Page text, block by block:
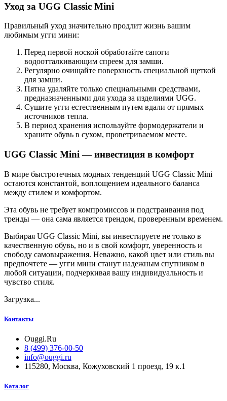
Уход за UGG Classic Mini
Правильный уход значительно продлит жизнь вашим
любимым угги мини:
Перед первой ноской обработайте сапоги
водоотталкивающим спреем для замши.
Регулярно очищайте поверхность специальной щеткой
для замши.
Пятна удаляйте только специальными средствами,
предназначенными для ухода за изделиями UGG.
Сушите угги естественным путем вдали от прямых
источников тепла.
В период хранения используйте формодержатели и
храните обувь в сухом, проветриваемом месте.
UGG Classic Mini — инвестиция в комфорт
В мире быстротечных модных тенденций UGG Classic Mini
остаются константой, воплощением идеального баланса
между стилем и комфортом.
Эта обувь не требует компромиссов и подстраивания под
тренды — она сама является трендом, проверенным временем.
Выбирая UGG Classic Mini, вы инвестируете не только в
качественную обувь, но и в свой комфорт, уверенность и
свободу самовыражения. Неважно, какой цвет или стиль вы
предпочтете — угги мини станут надежным спутником в
любой ситуации, подчеркивая вашу индивидуальность и
чувство стиля.
Загрузка...
Контакты
Ouggi.Ru
8 (499) 376-00-50
info@ouggi.ru
115280, Москва, Кожуховский 1 проезд, 19 к.1
Каталог